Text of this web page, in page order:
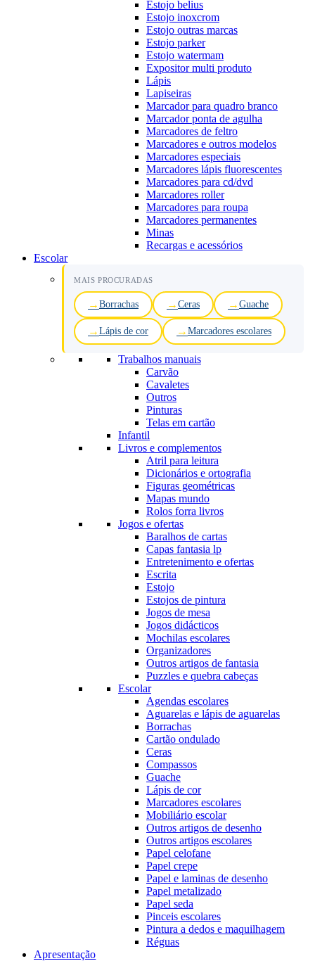
Estojo belius
Estojo inoxcrom
Estojo outras marcas
Estojo parker
Estojo watermam
Expositor multi produto
Lápis
Lapiseiras
Marcador para quadro branco
Marcador ponta de agulha
Marcadores de feltro
Marcadores e outros modelos
Marcadores especiais
Marcadores lápis fluorescentes
Marcadores para cd/dvd
Marcadores roller
Marcadores para roupa
Marcadores permanentes
Minas
Recargas e acessórios
Escolar
MAIS PROCURADAS
Borrachas Ceras Guache
Lápis de cor Marcadores escolares
Trabalhos manuais
Carvão
Cavaletes
Outros
Pinturas
Telas em cartão
Infantil
Livros e complementos
Atril para leitura
Dicionários e ortografia
Figuras geométricas
Mapas mundo
Rolos forra livros
Jogos e ofertas
Baralhos de cartas
Capas fantasia lp
Entretenimento e ofertas
Escrita
Estojo
Estojos de pintura
Jogos de mesa
Jogos didácticos
Mochilas escolares
Organizadores
Outros artigos de fantasia
Puzzles e quebra cabeças
Escolar
Agendas escolares
Aguarelas e lápis de aguarelas
Borrachas
Cartão ondulado
Ceras
Compassos
Guache
Lápis de cor
Marcadores escolares
Mobiliário escolar
Outros artigos de desenho
Outros artigos escolares
Papel celofane
Papel crepe
Papel e laminas de desenho
Papel metalizado
Papel seda
Pinceis escolares
Pintura a dedos e maquilhagem
Réguas
Apresentação